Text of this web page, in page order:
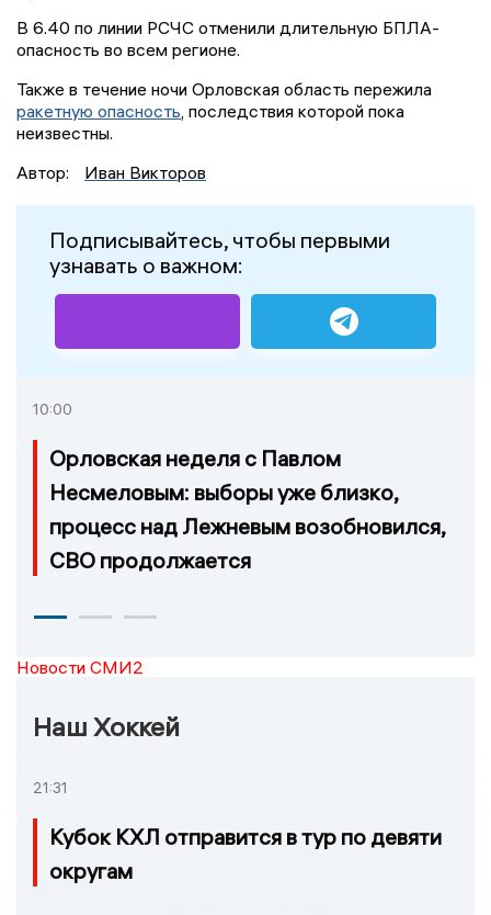
В 6.40 по линии РСЧС отменили длительную БПЛА-
опасность во всем регионе.
Также в течение ночи Орловская область пережила
ракетную опасность , последствия которой пока
неизвестны.
Автор:
Иван Викторов
Подписывайтесь, чтобы первыми
узнавать о важном:
10:00
Орловская неделя с Павлом
Несмеловым: выборы уже близко,
процесс над Лежневым возобновился,
СВО продолжается
Новости СМИ2
Наш Хоккей
21:31
Кубок КХЛ отправится в тур по девяти
округам